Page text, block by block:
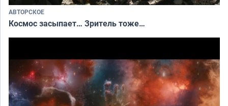
АВТОРСКОЕ
Космос засыпает… Зритель тоже…